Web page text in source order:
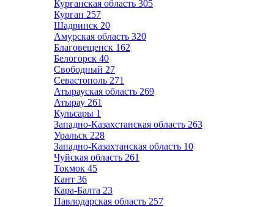
Курганская область 305
Курган 257
Шадринск 20
Амурская область 320
Благовещенск 162
Белогорск 40
Свободный 27
Севастополь 271
Атырауская область 269
Атырау 261
Кульсары 1
Западно-Казахстанская область 263
Уральск 228
Западно-Казахтанская область 10
Чуйская область 261
Токмок 45
Кант 36
Кара-Балта 23
Павлодарская область 257